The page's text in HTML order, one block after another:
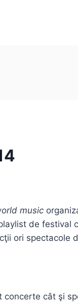
music
de
ori
cât şi